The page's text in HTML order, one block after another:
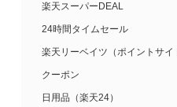
楽天スーパーDEAL
24時間タイムセール
楽天リーベイツ（ポイントサイ
クーポン
日用品（楽天24）